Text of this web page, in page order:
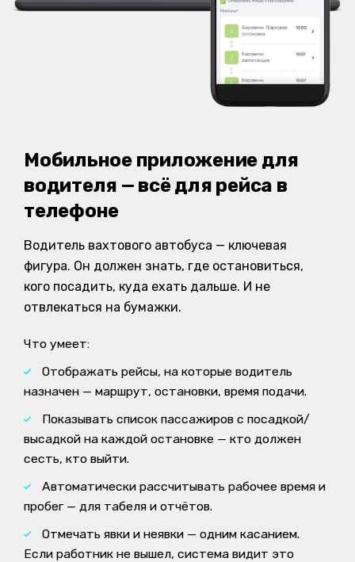
Мобильное приложение для
водителя — всё для рейса в
телефоне
Водитель вахтового автобуса — ключевая
фигура. Он должен знать, где остановиться,
кого посадить, куда ехать дальше. И не
отвлекаться на бумажки.
Что умеет:
Отображать рейсы, на которые водитель
назначен — маршрут, остановки, время подачи.
Показывать список пассажиров с посадкой/
высадкой на каждой остановке — кто должен
сесть, кто выйти.
Автоматически рассчитывать рабочее время и
пробег — для табеля и отчётов.
Отмечать явки и неявки — одним касанием.
Если работник не вышел, система видит это